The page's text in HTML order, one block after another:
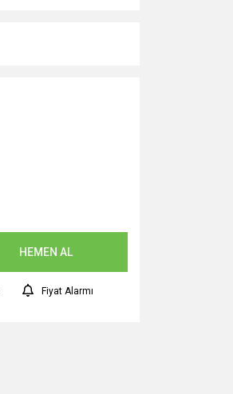
HEMEN AL
Fiyat Alarmı